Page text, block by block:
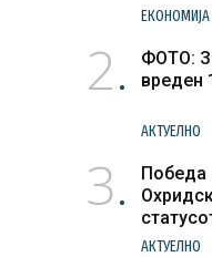
ЕКОНОМИЈА
2
ФОТО:
вреден
АКТУЕЛНО
3
Победа
АКТУЕЛНО